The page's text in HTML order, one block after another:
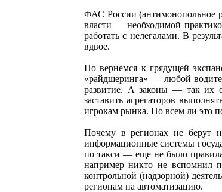
ФАС России (антимонопольное
власти — необходимой
работать с нелегалами. В
вдвое.
Но вернемся к грядущей
«райдшеринга» — любой
развитие. А законы — так их
заставить агрегаторов
игрокам рынка. Но всем ли это
Почему в регионах не берут
информационные системы
по такси — еще не было
например никто не вспомнил
контрольной (надзорной)
регионам на автоматизацию.